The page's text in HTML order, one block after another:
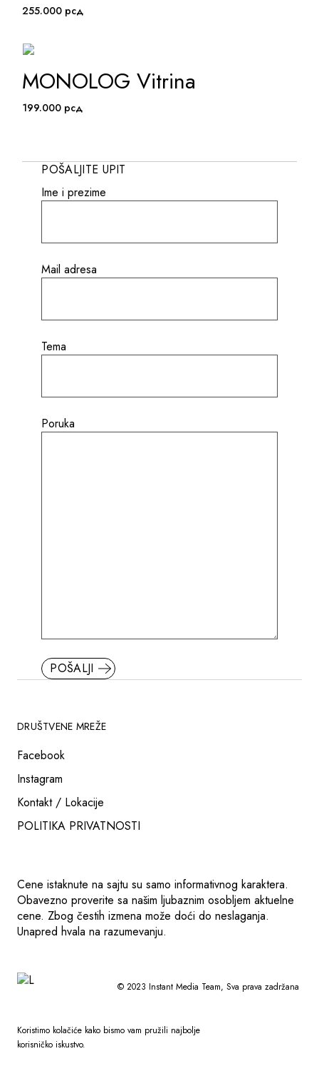
255.000 рсд
MONOLOG Vitrina
199.000 рсд
POŠALJITE UPIT
Ime i prezime
Mail adresa
Tema
Poruka
POŠALJI
DRUŠTVENE MREŽE
Facebook
Instagram
Kontakt / Lokacije
POLITIKA PRIVATNOSTI
Cene istaknute na sajtu su samo informativnog karaktera.
Obavezno proverite sa našim ljubaznim osobljem aktuelne
cene. Zbog čestih izmena može doći do neslaganja.
Unapred hvala na razumevanju.
© 2023 Instant Media Team, Sva prava zadržana
Koristimo kolačiće kako bismo vam pružili najbolje
korisničko iskustvo.